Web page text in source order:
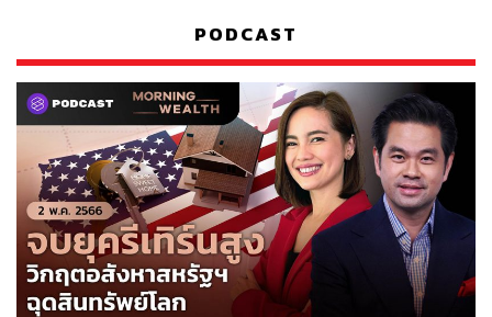
PODCAST